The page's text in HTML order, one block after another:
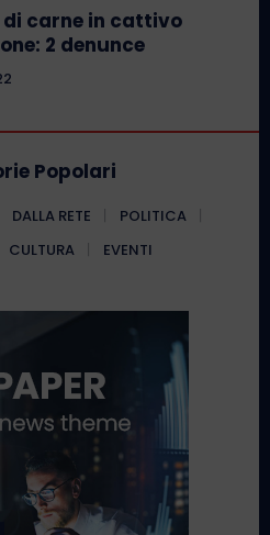
carne in cattivo
2 denunce
Popolari
DALLA RETE
POLITICA
CULTURA EVENTI